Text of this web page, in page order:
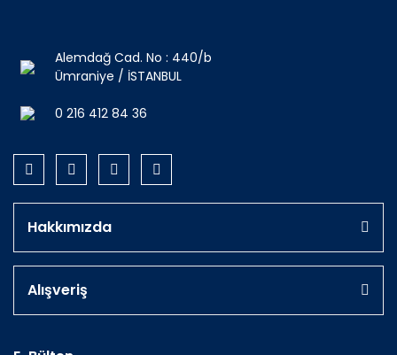
Alemdağ Cad. No : 440/b
Ümraniye / İSTANBUL
0 216 412 84 36
Hakkımızda
Alışveriş